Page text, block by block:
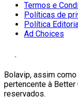
Termos e
Políticas de
Política
Ad Choices
Bolavip, assim
pertencente à
reservados.